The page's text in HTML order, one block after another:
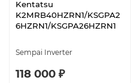
Kentatsu
K2MRB40HZRN1/KSGPA2
6HZRN1/KSGPA26HZRN1
Sempai Inverter
118 000 ₽